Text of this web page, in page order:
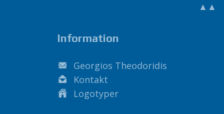
▲▲
Information
Georgios Theodoridis
Kontakt
Logotyper